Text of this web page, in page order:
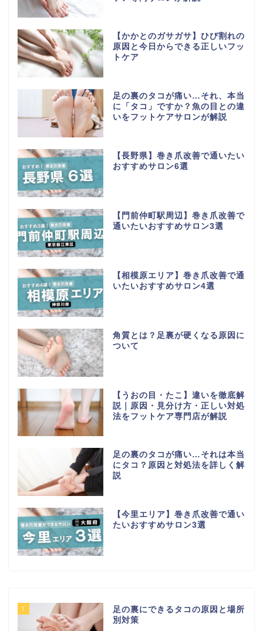
【かかとのガサガサ】ひび割れの
原因と今日からできる正しいフッ
トケア
足の裏のタコが痛い…それ、本当
に「タコ」ですか？魚の目との違
いをフットケアサロンが解説
【長野県】巻き爪改善で通いたい
おすすめサロン6選
【門前仲町駅周辺】巻き爪改善で
通いたいおすすめサロン3選
【相模原エリア】巻き爪改善で通
いたいおすすめサロン4選
角質とは？足裏が硬くなる原因に
ついて
【うおの目・たこ】違いを徹底解
説｜原因・見分け方・正しい対処
法をフットケア専門店が解説
足の裏のタコが痛い…それは本当
にタコ？原因と対処法を詳しく解
説
【今里エリア】巻き爪改善で通い
たいおすすめサロン3選
1
足の裏にできるタコの原因と場所
別対策